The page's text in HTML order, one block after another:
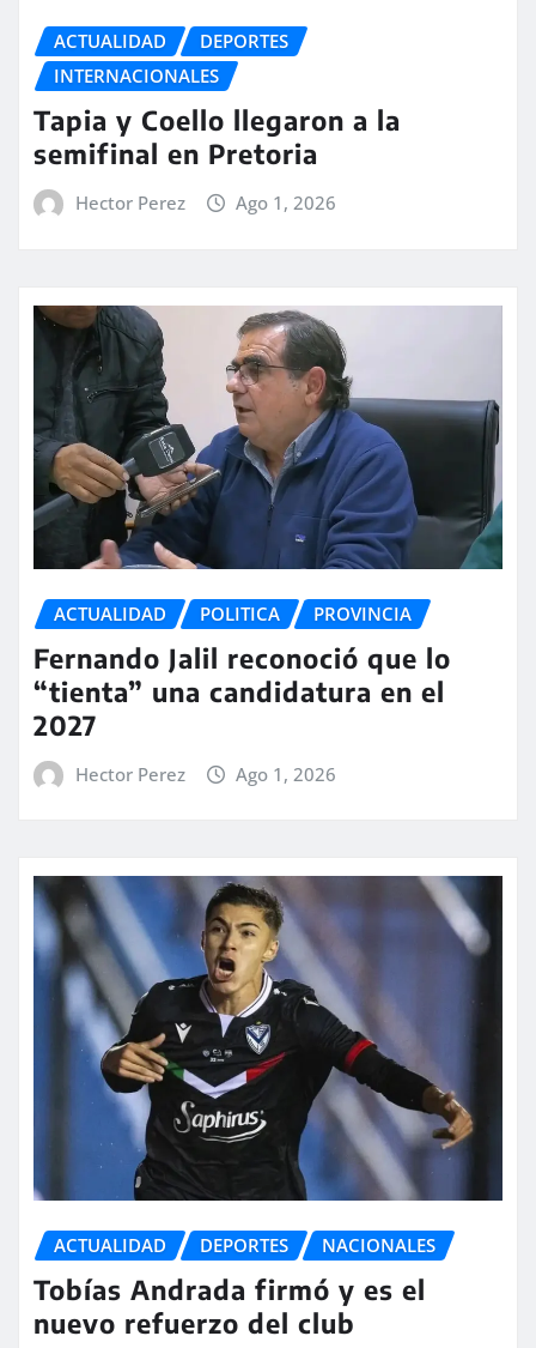
ACTUALIDAD
DEPORTES
INTERNACIONALES
Tapia y Coello llegaron a la
semifinal en Pretoria
Hector Perez Ago 1, 2026
ACTUALIDAD POLITICA PROVINCIA
Fernando Jalil reconoció que lo
“tienta” una candidatura en el
2027
Hector Perez Ago 1, 2026
ACTUALIDAD DEPORTES NACIONALES
Tobías Andrada firmó y es el
nuevo refuerzo del club